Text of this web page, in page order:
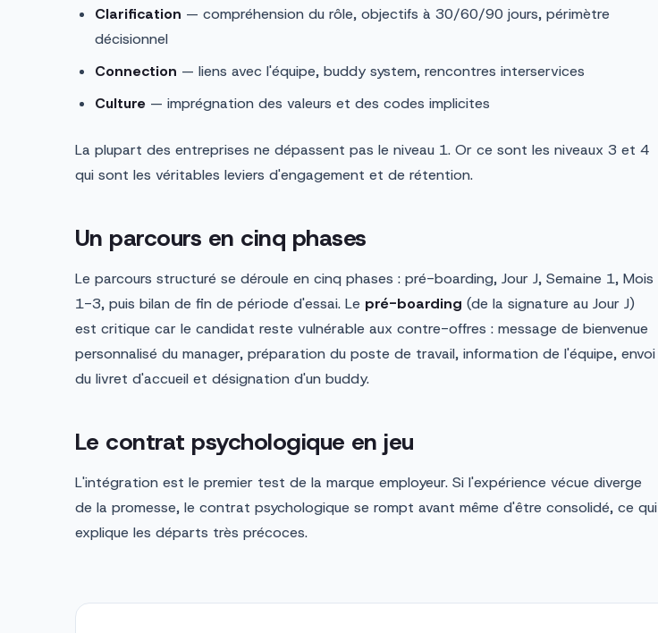
Clarification — compréhension du rôle, objectifs à 30/60/90 jours, périmètre
décisionnel
Connection — liens avec l'équipe, buddy system, rencontres interservices
Culture — imprégnation des valeurs et des codes implicites
La plupart des entreprises ne dépassent pas le niveau 1. Or ce sont les niveaux 3 et 4
qui sont les véritables leviers d'engagement et de rétention.
Un parcours en cinq phases
Le parcours structuré se déroule en cinq phases : pré-boarding, Jour J, Semaine 1, Mois
1-3, puis bilan de fin de période d'essai. Le pré-boarding (de la signature au Jour J)
est critique car le candidat reste vulnérable aux contre-offres : message de bienvenue
personnalisé du manager, préparation du poste de travail, information de l'équipe, envoi
du livret d'accueil et désignation d'un buddy.
Le contrat psychologique en jeu
L'intégration est le premier test de la marque employeur. Si l'expérience vécue diverge
de la promesse, le contrat psychologique se rompt avant même d'être consolidé, ce qui
explique les départs très précoces.